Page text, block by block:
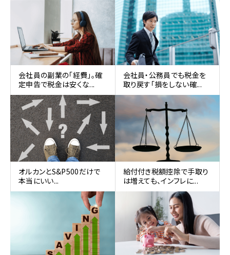
会社員の副業の「経費」。確
定申告で税金は安くな...
会社員・公務員でも税金を
取り戻す「損をしない確...
オルカンとS&P500だけで
本当にいい...
給付付き税額控除で手取り
は増えても、インフレに...